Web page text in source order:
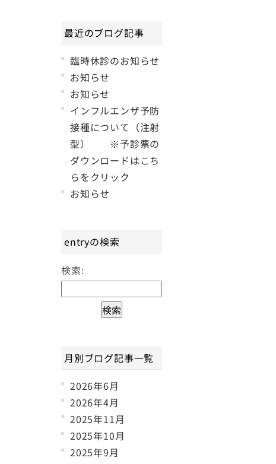
最近のブログ記事
臨時休診のお知らせ
お知らせ
お知らせ
インフルエンザ予防
接種について（注射
型） ※予診票の
ダウンロードはこち
らをクリック
お知らせ
entryの検索
検索:
月別ブログ記事一覧
2026年6月
2026年4月
2025年11月
2025年10月
2025年9月